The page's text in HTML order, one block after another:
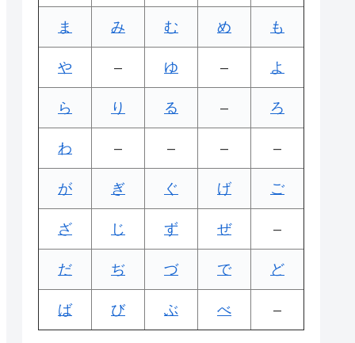
ま み む め も
や – ゆ – よ
ら り る – ろ
わ – – – –
が ぎ ぐ げ ご
ざ じ ず ぜ –
だ ぢ づ で ど
ば び ぶ べ –